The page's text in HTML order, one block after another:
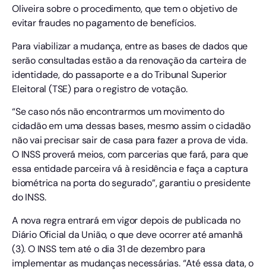
Oliveira sobre o procedimento, que tem o objetivo de
evitar fraudes no pagamento de benefícios.
Para viabilizar a mudança, entre as bases de dados que
serão consultadas estão a da renovação da carteira de
identidade, do passaporte e a do Tribunal Superior
Eleitoral (TSE) para o registro de votação.
“Se caso nós não encontrarmos um movimento do
cidadão em uma dessas bases, mesmo assim o cidadão
não vai precisar sair de casa para fazer a prova de vida.
O INSS proverá meios, com parcerias que fará, para que
essa entidade parceira vá à residência e faça a captura
biométrica na porta do segurado”, garantiu o presidente
do INSS.
A nova regra entrará em vigor depois de publicada no
Diário Oficial da União, o que deve ocorrer até amanhã
(3). O INSS tem até o dia 31 de dezembro para
implementar as mudanças necessárias. “Até essa data, o